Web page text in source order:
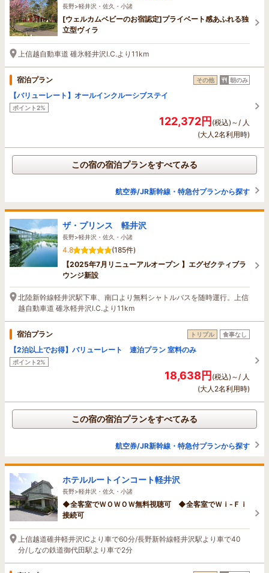
長野>軽井沢・佐久・小諸
[ウェルカムベビーのお宿認定]プライベート感あふれる独
立型ヴィラ
上信越自動車道 碓氷軽井沢I.C.より11km
宿泊プラン その他 朝のみ
【バリューレート】オールインクルーシブステイ
ポイント2%
122,372円(税込)～/ 人
(大人2名利用時)
この宿の宿泊プランをすべてみる
航空券/JR新幹線・特急付プランから探す
ザ・プリンス 軽井沢
長野>軽井沢・佐久・小諸
4.8
(185件)
【2025年7月リニューアルオープン 】エグゼクティブラ
ウンジ新設
北陸新幹線軽井沢駅下車、南口より無料シャトルバスを随時運行。上信
越自動車道 碓氷軽井沢I.C.より11km
宿泊プラン トリプル 食事なし
【2泊以上でお得】バリューレート 連泊プラン 室料のみ
ポイント2%
18,638円(税込)～/ 人
(大人2名利用時)
この宿の宿泊プランをすべてみる
航空券/JR新幹線・特急付プランから探す
ホテルルートインコート軽井沢
長野>軽井沢・佐久・小諸
◆全客室でＷＯＷＯＷ無料視聴可 ◆全客室でＷｉ-Ｆｉ
接続可
上信越道碓井軽井沢ICより車で60分/長野新幹線軽井沢駅より車で40
分/しなの鉄道御代田駅より車で2分